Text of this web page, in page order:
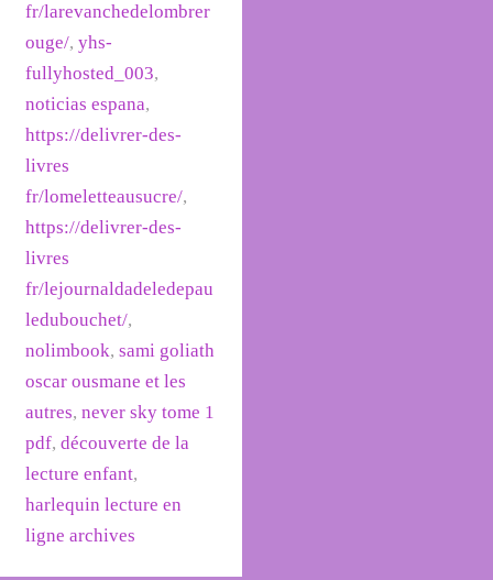
fr/larevanchedelombrer
ouge/,yhs-
fullyhosted_003,
noticias espana,
https://delivrer-des-
livres
fr/lomeletteausucre/,
https://delivrer-des-
livres
fr/lejournaldadeledepau
ledubouchet/,
nolimbook,sami goliath
oscar ousmane et les
autres,never sky tome 1
pdf,découverte de la
lecture enfant,
harlequin lecture en
ligne archives